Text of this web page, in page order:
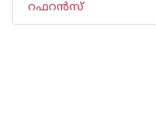
റഫറന്‍സ്